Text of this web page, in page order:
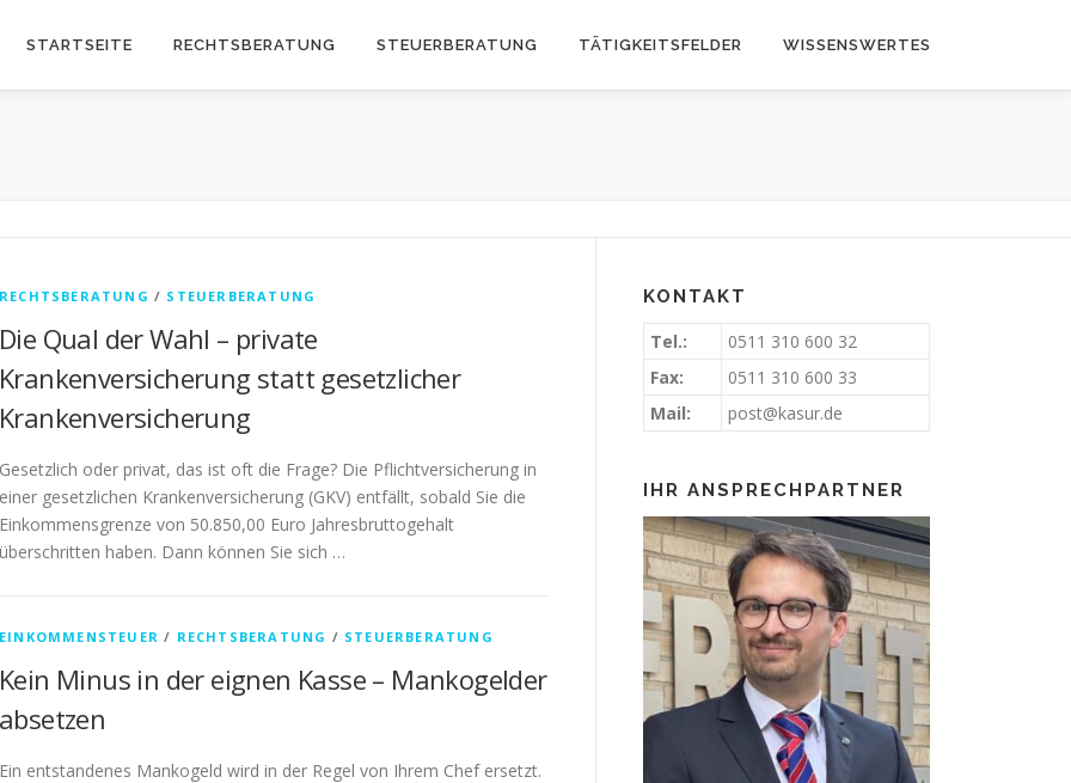
STARTSEITE RECHTSBERATUNG STEUERBERATUNG TÄTIGKEITSFELDER WISSENSWERTES
RECHTSBERATUNG / STEUERBERATUNG
Die Qual der Wahl – private
Krankenversicherung statt gesetzlicher
Krankenversicherung
Gesetzlich oder privat, das ist oft die Frage? Die Pflichtversicherung in
einer gesetzlichen Krankenversicherung (GKV) entfällt, sobald Sie die
Einkommensgrenze von 50.850,00 Euro Jahresbruttogehalt
überschritten haben. Dann können Sie sich …
EINKOMMENSTEUER / RECHTSBERATUNG / STEUERBERATUNG
Kein Minus in der eignen Kasse – Mankogelder
absetzen
Ein entstandenes Mankogeld wird in der Regel von Ihrem Chef ersetzt.
KONTAKT
Tel.:
0511 310 600 32
Fax:
0511 310 600 33
Mail:
post@kasur.de
IHR ANSPRECHPARTNER